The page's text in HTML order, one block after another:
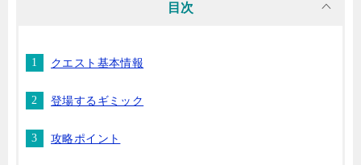
目次
クエスト基本情報
登場するギミック
攻略ポイント